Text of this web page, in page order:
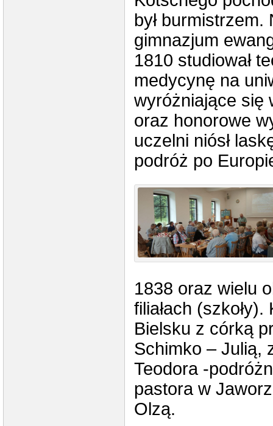
był burmistrzem.
gimnazjum
1810 studiował
medycynę na
wyróżniające się
oraz honorowe
uczelni niósł
podróż po
1838 oraz wielu
filiałach
Bielsku z córką
Schimko – Julią,
Teodora -
pastora w
Olzą.